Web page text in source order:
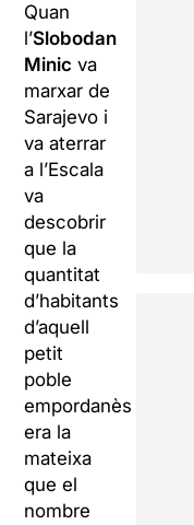
Quan
l’Slobodan
Minic va
marxar de
Sarajevo i
va aterrar
a l’Escala
va
descobrir
que la
quantitat
d’habitants
d’aquell
petit
poble
empordanès
era la
mateixa
que el
nombre